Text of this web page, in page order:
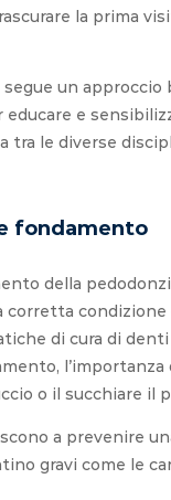
la prima
un
e
tra le diverse
fondamento
della
corretta
di cura di
o il succhiare il
a prevenire
gravi come le